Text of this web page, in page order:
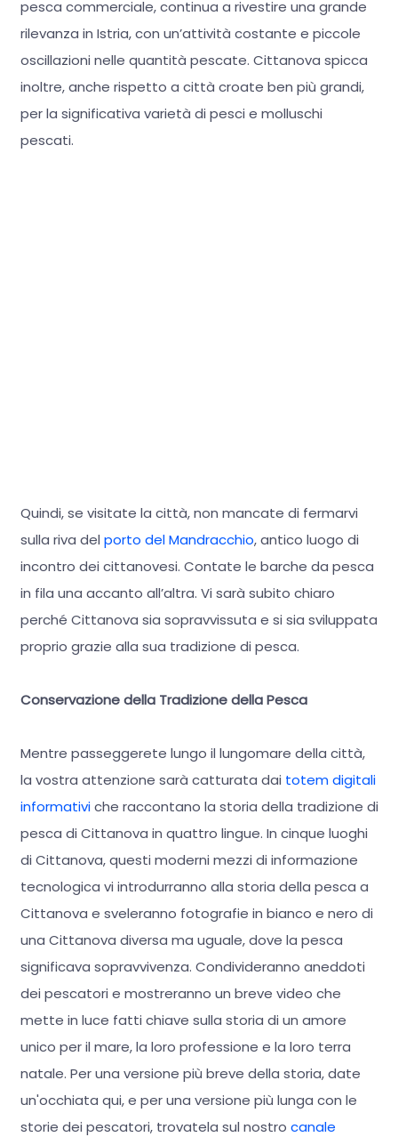
pesca commerciale, continua a rivestire una grande
rilevanza in Istria, con un’attività costante e piccole
oscillazioni nelle quantità pescate. Cittanova spicca
inoltre, anche rispetto a città croate ben più grandi,
per la significativa varietà di pesci e molluschi
pescati.
Quindi, se visitate la città, non mancate di fermarvi
sulla riva del porto del Mandracchio, antico luogo di
incontro dei cittanovesi. Contate le barche da pesca
in fila una accanto all’altra. Vi sarà subito chiaro
perché Cittanova sia sopravvissuta e si sia sviluppata
proprio grazie alla sua tradizione di pesca.
Conservazione della Tradizione della Pesca
Mentre passeggerete lungo il lungomare della città,
la vostra attenzione sarà catturata dai totem digitali
informativiche raccontano la storia della tradizione di
pesca di Cittanova in quattro lingue. In cinque luoghi
di Cittanova, questi moderni mezzi di informazione
tecnologica vi introdurranno alla storia della pesca a
Cittanova e sveleranno fotografie in bianco e nero di
una Cittanova diversa ma uguale, dove la pesca
significava sopravvivenza. Condivideranno aneddoti
dei pescatori e mostreranno un breve video che
mette in luce fatti chiave sulla storia di un amore
unico per il mare, la loro professione e la loro terra
natale. Per una versione più breve della storia, date
un'occhiata qui, e per una versione più lunga con le
storie dei pescatori, trovatela sul nostro canale